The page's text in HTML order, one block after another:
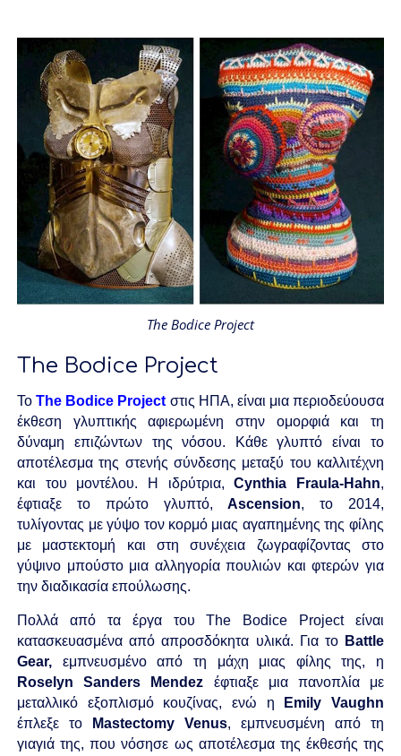
The Bodice Project
The Bodice Project
ΤοThe Bodice Project στις ΗΠΑ, είναι μια περιοδεύουσα
έκθεση γλυπτικής αφιερωμένη στην ομορφιά και τη
δύναμη επιζώντων της νόσου. Κάθε γλυπτό είναι το
αποτέλεσμα της στενής σύνδεσης μεταξύ του καλλιτέχνη
και του μοντέλου. Η ιδρύτρια,Cynthia Fraula-Hahn,
έφτιαξε το πρώτο γλυπτό,Ascension, το 2014,
τυλίγοντας με γύψο τον κορμό μιας αγαπημένης της φίλης
με μαστεκτομή και στη συνέχεια ζωγραφίζοντας στο
γύψινο μπούστο μια αλληγορία πουλιών και φτερών για
την διαδικασία επούλωσης.
Πολλά από τα έργα του The Bodice Project είναι
κατασκευασμένα από απροσδόκητα υλικά. Για το Battle
Gear, εμπνευσμένο από τη μάχη μιας φίλης της, η
Roselyn Sanders Mendez έφτιαξε μια πανοπλία με
μεταλλικό εξοπλισμό κουζίνας, ενώ η
Emily Vaughn
έπλεξε το
Mastectomy Venus, εμπνευσμένη από τη
γιαγιά της, που νόσησε ως αποτέλεσμα της έκθεσής της